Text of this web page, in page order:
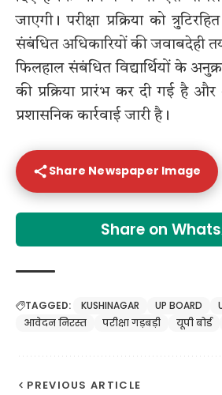
जाएगी। परीक्षा प्रक्रिया को
संबंधित अधिकारियों की जवाबदेही
फिलहाल संबंधित विद्यार्थियों के
की प्रक्रिया प्रारंभ कर दी गई है
प्रशासनिक कार्रवाई जारी है।
Share Newspaper Image
Share on
TAGGED: KUSHINAGAR UP BOARD
आवेदन निरस्त
परीक्षा गड़बड़ी यूपी बोर्ड
PREVIOUS ARTICLE